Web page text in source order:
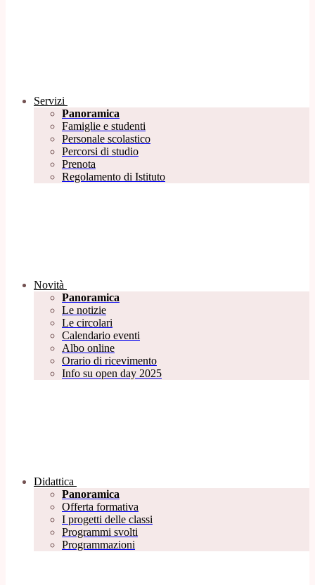
Servizi
Panoramica
Famiglie e studenti
Personale scolastico
Percorsi di studio
Prenota
Regolamento di Istituto
Novità
Panoramica
Le notizie
Le circolari
Calendario eventi
Albo online
Orario di ricevimento
Info su open day 2025
Didattica
Panoramica
Offerta formativa
I progetti delle classi
Programmi svolti
Programmazioni